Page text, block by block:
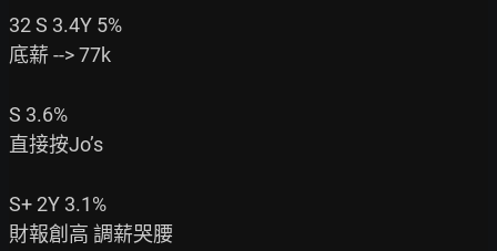
32 S 3.4Y 5%
底薪 --> 77k
S 3.6%
直接按Jo’s
S+ 2Y 3.1%
財報創高 調薪哭腰